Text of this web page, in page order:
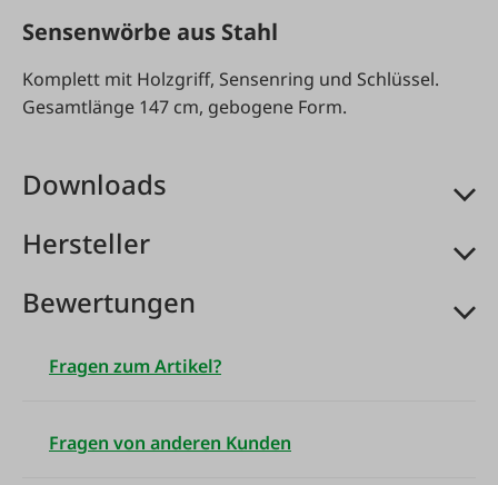
Sensenwörbe aus Stahl
Komplett mit Holzgriff, Sensenring und Schlüssel.
Gesamtlänge 147 cm, gebogene Form.
Downloads
Hersteller
Bewertungen
Fragen zum Artikel?
Fragen von anderen Kunden